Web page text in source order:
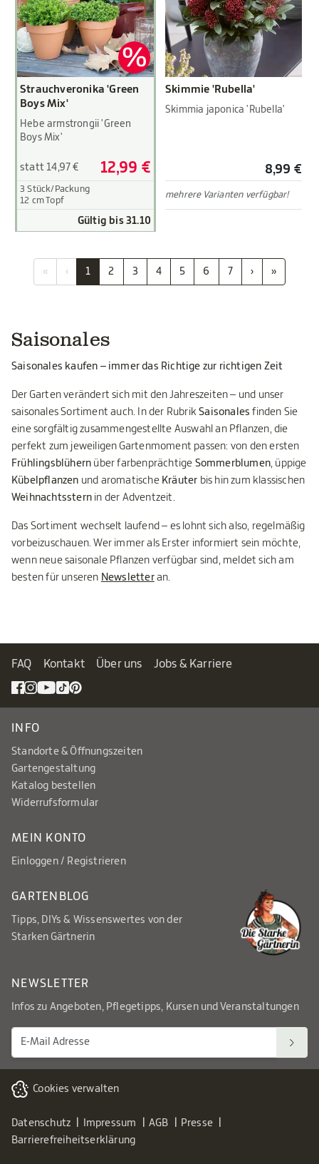
Strauchveronika 'Green
Boys Mix'
Hebe armstrongii 'Green
Boys Mix'
statt 14,97 € 12,99 €
3 Stück/Packung
12 cm Topf
Gültig bis 31.10
Skimmie 'Rubella'
Skimmia japonica 'Rubella'
8,99 €
mehrere Varianten verfügbar!
« ‹ 1 2 3 4 5 6 7 › »
Saisonales
Saisonales kaufen – immer das Richtige zur richtigen Zeit
Der Garten verändert sich mit den Jahreszeiten – und unser
saisonales Sortiment auch. In der RubrikSaisonales finden Sie
eine sorgfältig zusammengestellte Auswahl an Pflanzen, die
perfekt zum jeweiligen Gartenmoment passen: von den ersten
Frühlingsblühern über farbenprächtige Sommerblumen, üppige
Kübelpflanzen und aromatische Kräuter bis hin zum klassischen
Weihnachtsstern in der Adventzeit.
Das Sortiment wechselt laufend – es lohnt sich also, regelmäßig
vorbeizuschauen. Wer immer als Erster informiert sein möchte,
wenn neue saisonale Pflanzen verfügbar sind, meldet sich am
besten für unseren Newsletteran.
FAQ Kontakt Über uns Jobs & Karriere
INFO
Standorte & Öffnungszeiten
Gartengestaltung
Katalog bestellen
Widerrufsformular
MEIN KONTO
Einloggen / Registrieren
GARTENBLOG
Tipps, DIYs & Wissenswertes von der
Starken Gärtnerin
NEWSLETTER
Infos zu Angeboten, Pflegetipps, Kursen und Veranstaltungen
Cookies verwalten
Datenschutz Impressum AGB
Presse
Barrierefreiheitserklärung